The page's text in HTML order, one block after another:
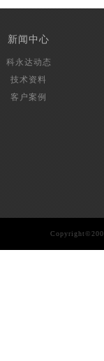
新闻中心
科永达动态
技术资料
客户案例